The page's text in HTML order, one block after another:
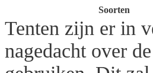
Soorten
Tenten zijn er in
nagedacht over